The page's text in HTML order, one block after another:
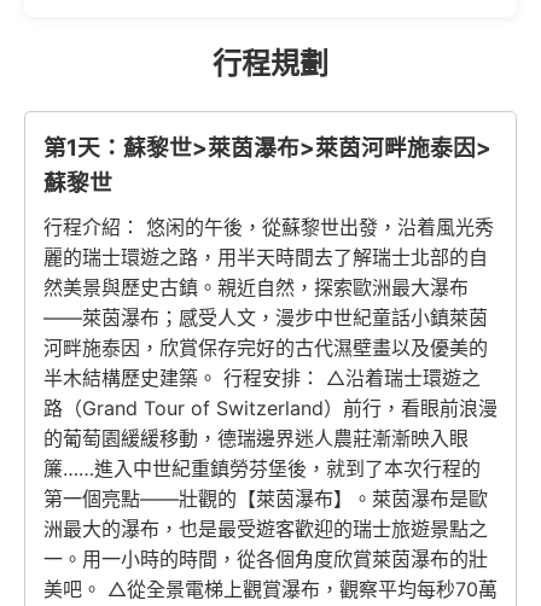
行程規劃
第1天：蘇黎世>萊茵瀑布>萊茵河畔施泰因>
蘇黎世
行程介紹： 悠闲的午後，從蘇黎世出發，沿着風光秀
麗的瑞士環遊之路，用半天時間去了解瑞士北部的自
然美景與歷史古鎮。親近自然，探索歐洲最大瀑布
——萊茵瀑布；感受人文，漫步中世紀童話小鎮萊茵
河畔施泰因，欣賞保存完好的古代濕壁畫以及優美的
半木結構歷史建築。 行程安排： △沿着瑞士環遊之
路（Grand Tour of Switzerland）前行，看眼前浪漫
的葡萄園緩緩移動，德瑞邊界迷人農莊漸漸映入眼
簾……進入中世紀重鎮勞芬堡後，就到了本次行程的
第一個亮點——壯觀的【萊茵瀑布】。萊茵瀑布是歐
洲最大的瀑布，也是最受遊客歡迎的瑞士旅遊景點之
一。用一小時的時間，從各個角度欣賞萊茵瀑布的壯
美吧。 △從全景電梯上觀賞瀑布，觀察平均每秒70萬